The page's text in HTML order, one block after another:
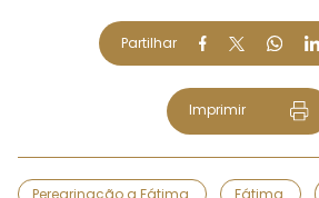
Partilhar
Imprimir
Peregrinação a Fátima Fátima